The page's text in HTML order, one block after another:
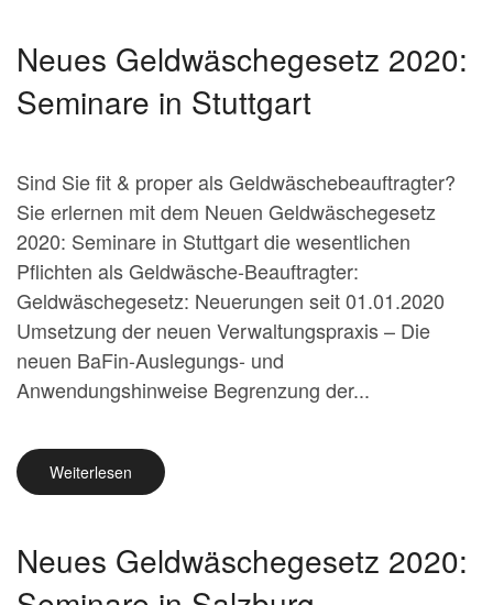
Neues Geldwäschegesetz 2020:
Seminare in Stuttgart
Sind Sie fit & proper als Geldwäschebeauftragter?
Sie erlernen mit dem Neuen Geldwäschegesetz
2020: Seminare in Stuttgart die wesentlichen
Pflichten als Geldwäsche-Beauftragter:
Geldwäschegesetz: Neuerungen seit 01.01.2020
Umsetzung der neuen Verwaltungspraxis – Die
neuen BaFin-Auslegungs- und
Anwendungshinweise Begrenzung der...
Weiterlesen
Neues Geldwäschegesetz 2020: